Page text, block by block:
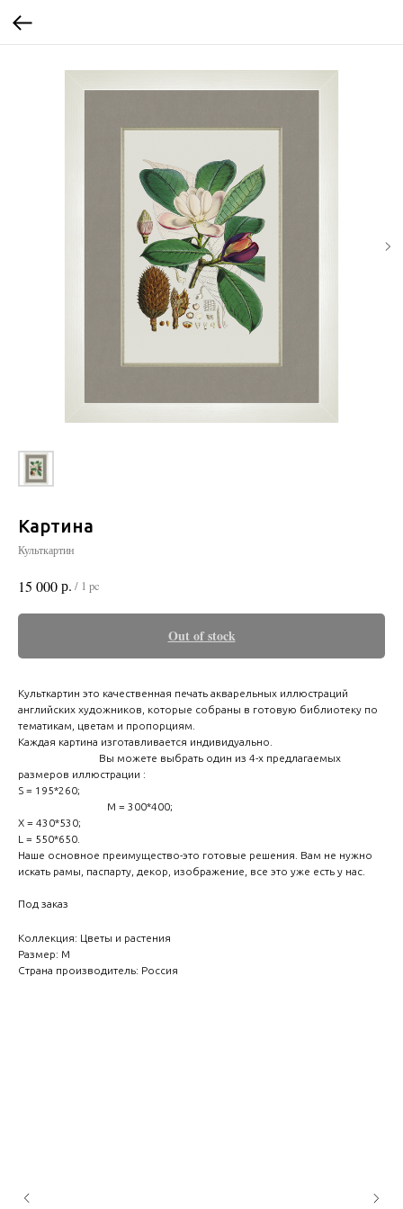
Картина
Культкартин
15 000р. / 1 pc
Out of stock
Культкартин это качественная печать акварельных иллюстраций
английских художников, которые собраны в готовую библиотеку по
тематикам, цветам и пропорциям.
Каждая картина изготавливается индивидуально.
Вы можете выбрать один из 4-х предлагаемых
размеров иллюстрации :
S = 195*260;
M = 300*400;
Х = 430*530;
L = 550*650.
Наше основное преимущество-это готовые решения. Вам не нужно
искать рамы, паспарту, декор, изображение, все это уже есть у нас.
Под заказ
Коллекция: Цветы и растения
Размер: М
Страна производитель: Россия